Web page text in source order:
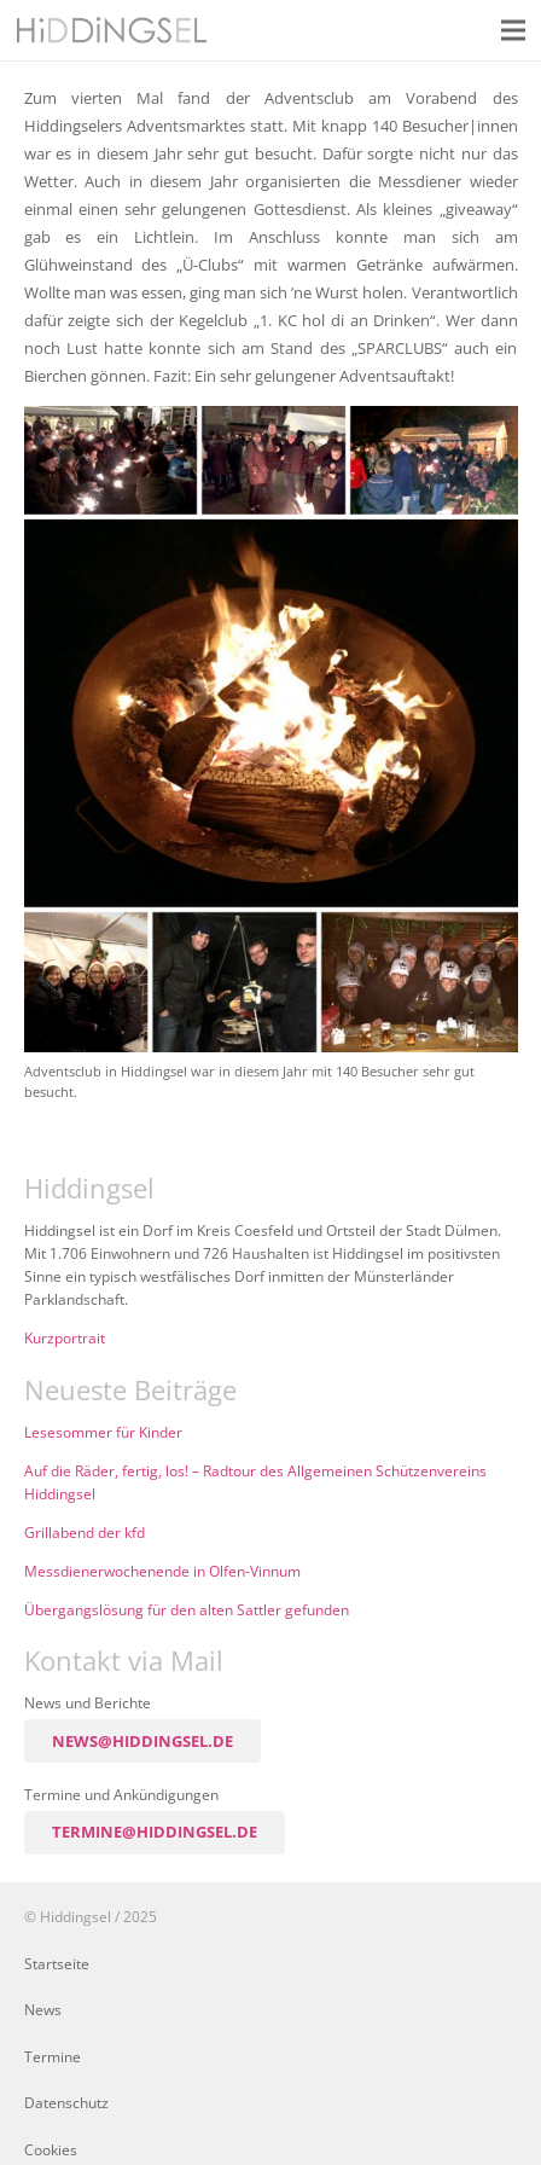
Zum vierten Mal fand der Adventsclub am Vorabend des
Hiddingselers Adventsmarktes statt. Mit knapp 140 Besucher|innen
war es in diesem Jahr sehr gut besucht. Dafür sorgte nicht nur das
Wetter. Auch in diesem Jahr organisierten die Messdiener wieder
einmal einen sehr gelungenen Gottesdienst. Als kleines „giveaway“
gab es ein Lichtlein. Im Anschluss konnte man sich am
Glühweinstand des „Ü-Clubs“ mit warmen Getränke aufwärmen.
Wollte man was essen, ging man sich ’ne Wurst holen. Verantwortlich
dafür zeigte sich der Kegelclub „1. KC hol di an Drinken“. Wer dann
noch Lust hatte konnte sich am Stand des „SPARCLUBS“ auch ein
Bierchen gönnen. Fazit: Ein sehr gelungener Adventsauftakt!
Adventsclub in Hiddingsel war in diesem Jahr mit 140 Besucher sehr gut
besucht.
Hiddingsel
Hiddingsel ist ein Dorf im Kreis Coesfeld und Ortsteil der Stadt Dülmen.
Mit 1.706 Einwohnern und 726 Haushalten ist Hiddingsel im positivsten
Sinne ein typisch westfälisches Dorf inmitten der Münsterländer
Parklandschaft.
Kurzportrait
Neueste Beiträge
Lesesommer für Kinder
Auf die Räder, fertig, los! – Radtour des Allgemeinen Schützenvereins
Hiddingsel
Grillabend der kfd
Messdienerwochenende in Olfen-Vinnum
Übergangslösung für den alten Sattler gefunden
Kontakt via Mail
News und Berichte
NEWS@HIDDINGSEL.DE
Termine und Ankündigungen
TERMINE@HIDDINGSEL.DE
© Hiddingsel / 2025
Startseite
News
Termine
Datenschutz
Cookies